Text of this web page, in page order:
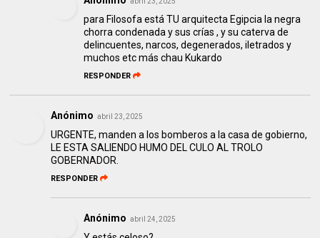
para Filosofa está TU arquitecta Egipcia la negra
chorra condenada y sus crías , y su caterva de
delincuentes, narcos, degenerados, iletrados y
muchos etc más chau Kukardo
RESPONDER
Anónimo abril 23, 2025
URGENTE, manden a los bomberos a la casa de gobierno,
LE ESTA SALIENDO HUMO DEL CULO AL TROLO
GOBERNADOR.
RESPONDER
Anónimo abril 24, 2025